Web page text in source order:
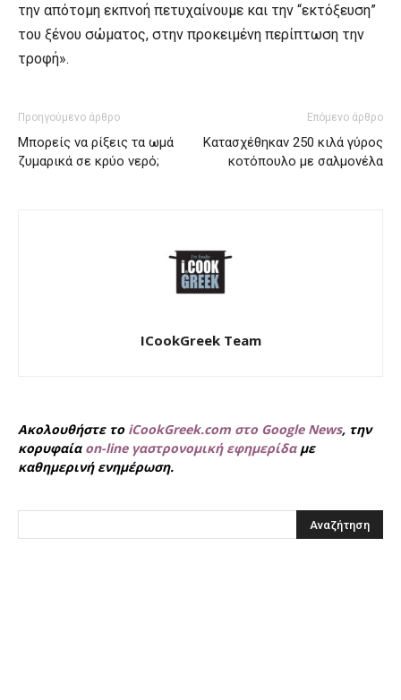
την απότομη εκπνοή πετυχαίνουμε και την “εκτόξευση”
του ξένου σώματος, στην προκειμένη περίπτωση την
τροφή».
Προηγούμενο άρθρο
Μπορείς να ρίξεις τα ωμά
ζυμαρικά σε κρύο νερό;
Επόμενο άρθρο
Κατασχέθηκαν 250 κιλά γύρος
κοτόπουλο με σαλμονέλα
ICookGreek Team
Ακολουθήστε το iCookGreek.com στο Google News, την
κορυφαία on-line γαστρονομική εφημερίδαμε
καθημερινή ενημέρωση.